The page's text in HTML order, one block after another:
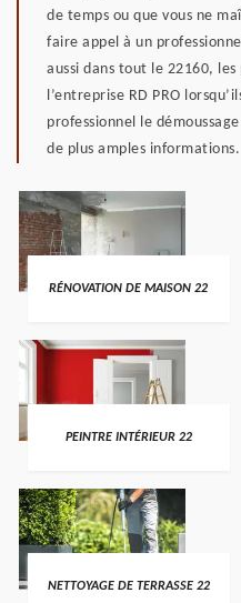
de temps ou que vous ne
faire appel à un
aussi dans tout le 22160,
l’entreprise RD PRO
professionnel le
de plus amples informations.
RÉNOVATION DE MAISON 22
PEINTRE INTÉRIEUR 22
NETTOYAGE DE TERRASSE 22